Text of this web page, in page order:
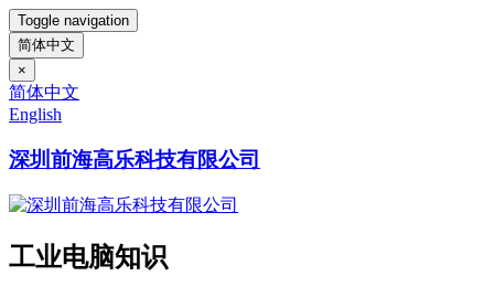
Toggle navigation
简体中文
×
简体中文
English
深圳前海高乐科技有限公司
工业电脑知识